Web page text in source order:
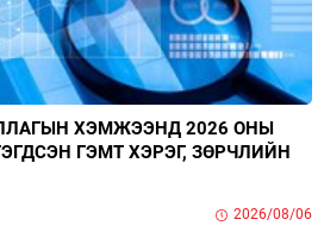
ХЭМЖЭЭНД 2026 ОНЫ
ГЭМТ ХЭРЭГ, ЗӨРЧЛИЙН
2026/08/06